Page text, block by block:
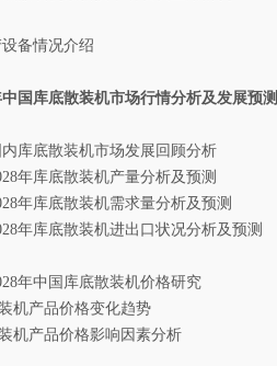
备情况介绍
国库底散装机市场行情分析及发展预测
底散装机市场发展回顾分析
库底散装机产量分析及预测
库底散装机需求量分析及预测
库底散装机进出口状况分析及预测
中国库底散装机价格研究
品价格变化趋势
品价格影响因素分析